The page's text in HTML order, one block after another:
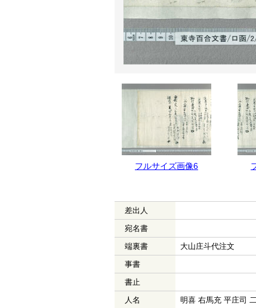
フルサイズ画像6
差出人
宛名書
端裏書
大山庄斗代注文
事書
書止
人名
明喜 右馬充 平庄司